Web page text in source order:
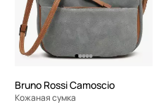
Bruno Rossi Camoscio
Кожаная сумка